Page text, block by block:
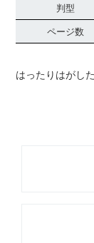
判型
ページ数
はったりはがし